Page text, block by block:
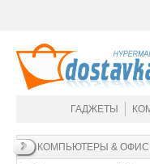
ГАДЖЕТЫ
КОМПЬЮТЕРЫ & ОФИС